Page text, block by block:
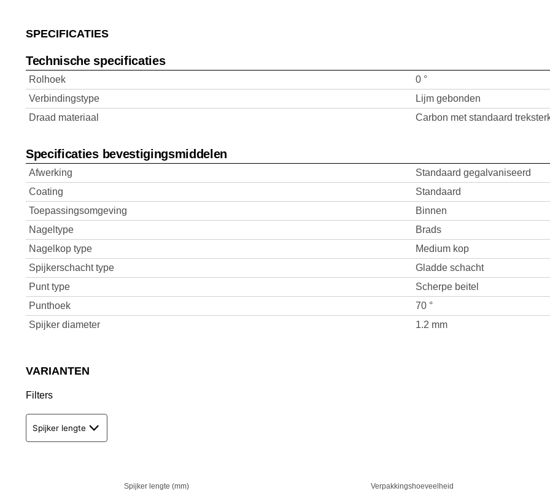
SPECIFICATIES
Technische specificaties
Rolhoek
0 °
Verbindingstype
Lijm gebonden
Draad materiaal
Carbon met standaard
Specificaties bevestigingsmiddelen
Afwerking
Standaard gegalvaniseerd
Coating
Standaard
Toepassingsomgeving
Binnen
Nageltype
Brads
Nagelkop type
Medium kop
Spijkerschacht type
Gladde schacht
Punt type
Scherpe beitel
Punthoek
70 °
Spijker diameter
1.2 mm
VARIANTEN
Filters
Spijker lengte
Spijker lengte (mm) Verpakkingshoeveelheid